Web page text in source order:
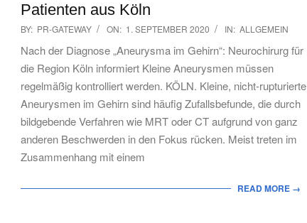
Patienten aus Köln
2020-
09-
01
BY: PR-GATEWAY ON: 1. SEPTEMBER 2020 IN: ALLGEMEIN
Nach der Diagnose „Aneurysma im Gehirn“: Neurochirurg für
die Region Köln informiert Kleine Aneurysmen müssen
regelmäßig kontrolliert werden. KÖLN. Kleine, nicht-rupturierte
Aneurysmen im Gehirn sind häufig Zufallsbefunde, die durch
bildgebende Verfahren wie MRT oder CT aufgrund von ganz
anderen Beschwerden in den Fokus rücken. Meist treten im
Zusammenhang mit einem
READ MORE →